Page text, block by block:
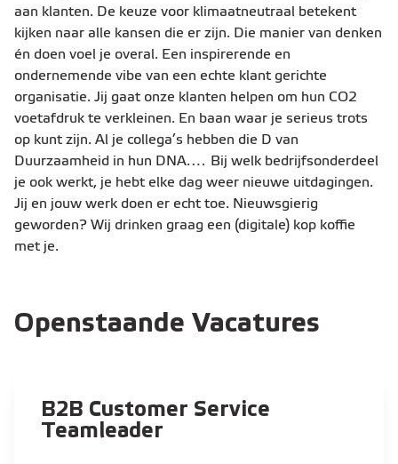
aan klanten. De keuze voor klimaatneutraal betekent
kijken naar alle kansen die er zijn. Die manier van denken
én doen voel je overal. Een inspirerende en
ondernemende vibe van een echte klant gerichte
organisatie. Jij gaat onze klanten helpen om hun CO2
voetafdruk te verkleinen. En baan waar je serieus trots
op kunt zijn. Al je collega’s hebben die D van
Duurzaamheid in hun DNA.… Bij welk bedrijfsonderdeel
je ook werkt, je hebt elke dag weer nieuwe uitdagingen.
Jij en jouw werk doen er echt toe. Nieuwsgierig
geworden? Wij drinken graag een (digitale) kop koffie
met je.
Openstaande Vacatures
B2B Customer Service
Teamleader​